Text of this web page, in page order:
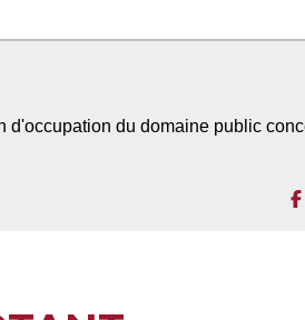
d'occupation du domaine public